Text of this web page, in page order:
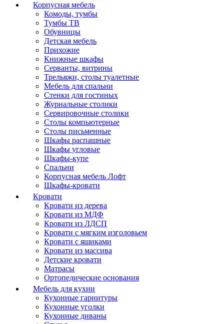
Корпусная мебель
Комоды, тумбы
Тумбы ТВ
Обувницы
Детская мебель
Прихожие
Книжные шкафы
Серванты, витрины
Трельяжи, столы туалетные
Мебель для спальни
Стенки для гостиных
Журнальные столики
Сервировочные столики
Столы компьютерные
Столы письменные
Шкафы распашные
Шкафы угловые
Шкафы-купе
Спальни
Корпусная мебель Лофт
Шкафы-кровати
Кровати
Кровати из дерева
Кровати из МДФ
Кровати из ЛДСП
Кровати с мягким изголовьем
Кровати с ящиками
Кровати из массива
Детские кровати
Матрасы
Ортопедические основания
Мебель для кухни
Кухонные гарнитуры
Кухонные уголки
Кухонные диваны